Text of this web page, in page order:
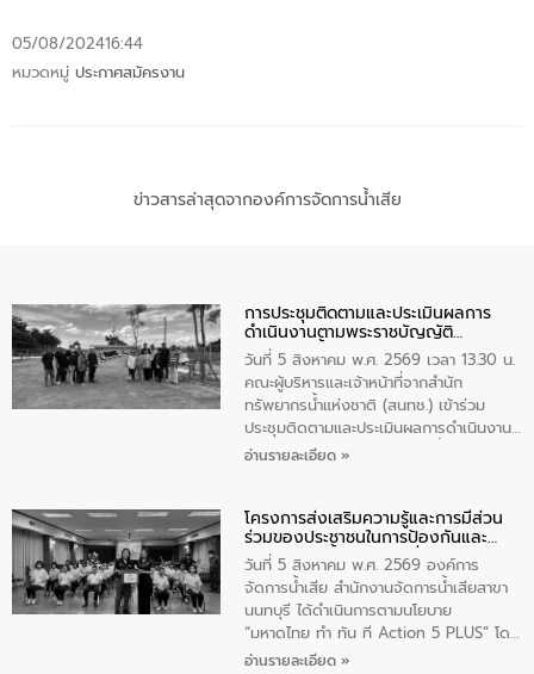
05/08/202416:44
หมวดหมู่ ประกาศสมัครงาน
ข่าวสารล่าสุดจากองค์การจัดการน้ำเสีย
การประชุมติดตามและประเมินผลการ
ดำเนินงานตามพระราชบัญญัติ
ทรัพยากรน้ำ พ.ศ. 2561 ประจำ
ปีงบประมาณ พ.ศ. 2569
วันที่ 5 สิงหาคม พ.ศ. 2569 เวลา 13.30 น.
คณะผู้บริหารและเจ้าหน้าที่จากสำนัก
ทรัพยากรน้ำแห่งชาติ (สนทช.) เข้าร่วม
ประชุมติดตามและประเมินผลการดำเนินงาน
ตามพระราชบัญญัติทรัพยากรน้ำ พ.ศ. 2561
วัดสิงห์ จังหวัดชัยนาท โดยมีนายแสงชัย
สุขชื่น นายกเทศมนตรีตำบลวัดสิงห์ คณะผู้
บริหารเทศบาลตำบลวัดสิงห์ ผู้นำชุมชน และ
ประชาชนในพื้นที่เทศบาลตำบลวัดสิงก์ที่มี
ส่วนได้ส่วนเสียในโครงก่อสร้างศูนย์บริหาร
จัดการคุณภาพน้ำเทศบาลตำบลวัดสิงห์
จังหวัดชัยนาท ให้การต้อนรับ
อ่านรายละเอียด »
โครงการส่งเสริมความรู้และการมีส่วน
ร่วมของประชาชนในการป้องกันและ
แก้ไขปัญหาน้ำเสียอย่างยั่งยืน
วันที่ 5 สิงหาคม พ.ศ. 2569 องค์การ
จัดการน้ำเสีย สำนักงานจัดการน้ำเสียสาขา
นนทบุรี ได้ดำเนินการตามนโยบาย
“มหาดไทย ทำ ทัน ที Action 5 PLUS” โดย
จัดโครงการส่งเสริมความรู้และการมีส่วน
อ่านรายละเอียด »